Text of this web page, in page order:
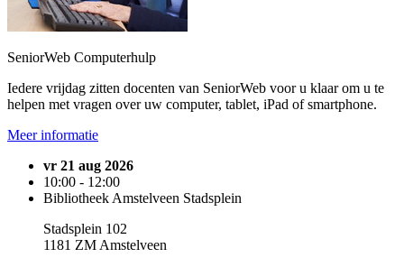
SeniorWeb Computerhulp
Iedere vrijdag zitten docenten van SeniorWeb voor u klaar om u te
helpen met vragen over uw computer, tablet, iPad of smartphone.
Meer informatie
vr 21 aug 2026
10:00 - 12:00
Bibliotheek Amstelveen Stadsplein
Stadsplein 102
1181 ZM Amstelveen